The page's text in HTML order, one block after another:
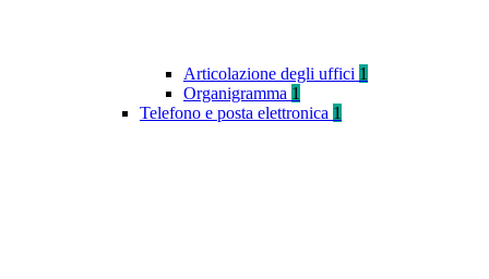
Articolazione degli uffici 1
Organigramma 1
Telefono e posta elettronica 1